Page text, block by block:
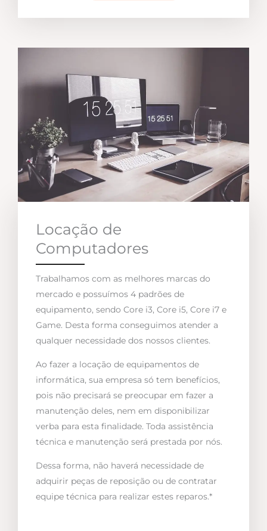
Locação de
Computadores
Trabalhamos com as melhores marcas do
mercado e possuímos 4 padrões de
equipamento, sendo Core i3, Core i5, Core i7 e
Game. Desta forma conseguimos atender a
qualquer necessidade dos nossos clientes.
Ao fazer a locação de equipamentos de
informática, sua empresa só tem benefícios,
pois não precisará se preocupar em fazer a
manutenção deles, nem em disponibilizar
verba para esta finalidade. Toda assistência
técnica e manutenção será prestada por nós.
Dessa forma, não haverá necessidade de
adquirir peças de reposição ou de contratar
equipe técnica para realizar estes reparos.*